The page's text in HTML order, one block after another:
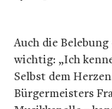
Auch die
wichtig: „Ich
Selbst dem
Bürgermeisters